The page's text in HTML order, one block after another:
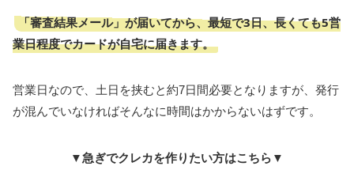
「審査結果メール」が届いてから、最短で3日、長くても5営
業日程度でカードが自宅に届きます。
営業日なので、土日を挟むと約7日間必要となりますが、発行
が混んでいなければそんなに時間はかからないはずです。
▼急ぎでクレカを作りたい方はこちら▼